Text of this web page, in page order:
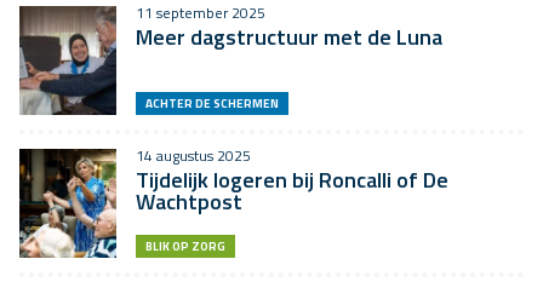
11 september 2025
Meer dagstructuur met de Luna
ACHTER DE SCHERMEN
14 augustus 2025
Tijdelijk logeren bij Roncalli of De
Wachtpost
BLIK OP ZORG